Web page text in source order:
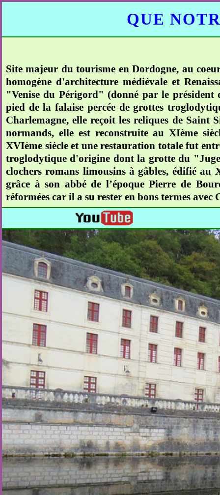
QUE
Site majeur du tourisme en Dordogne, au
homogène d'architecture médiévale et
"Venise du Périgord" (donné par le président
pied de la falaise percée de grottes
Charlemagne, elle reçoit les reliques de Saint
normands, elle est reconstruite au XIème
XVIème siècle et une restauration totale fut
troglodytique d'origine dont la grotte du
clochers romans limousins à gâbles, édifié au
grâce à son abbé de l’époque Pierre de
réformées car il a su rester en bons termes avec